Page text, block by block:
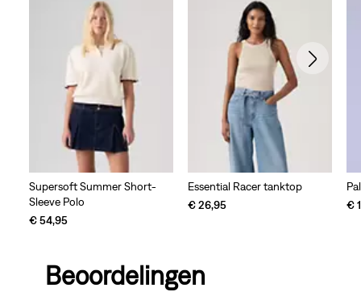
Supersoft Summer Short-
Sleeve Polo
€ 54,95
Essential Racer tanktop
€ 26,95
€
Beoordelingen